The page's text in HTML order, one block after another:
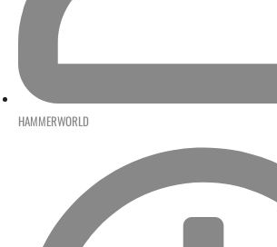
HAMMERWORLD